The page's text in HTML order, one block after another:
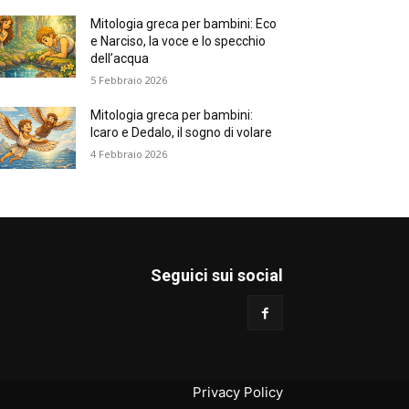
Mitologia greca per bambini: Eco
e Narciso, la voce e lo specchio
dell’acqua
5 Febbraio 2026
Mitologia greca per bambini:
Icaro e Dedalo, il sogno di volare
4 Febbraio 2026
Seguici sui social
Privacy Policy